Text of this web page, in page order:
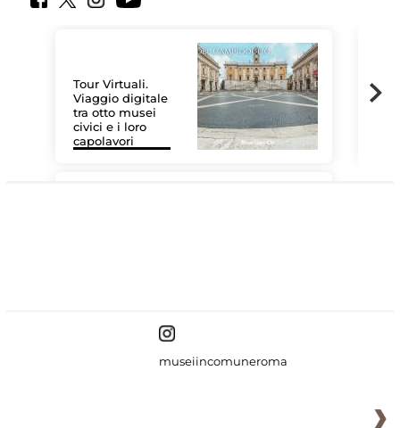
Tour Virtuali.
Viaggio digitale
tra otto musei
civici e i loro
capolavori
museiincomuneroma